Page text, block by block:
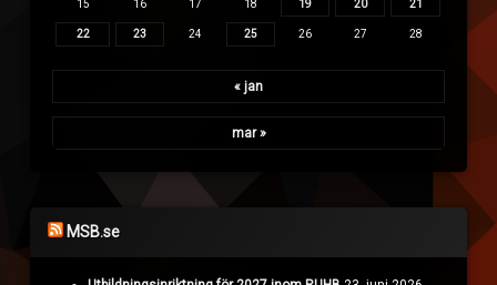
15 16 17 18 19 20 21
22 23 24 25 26 27 28
« jan
mar »
MSB.se